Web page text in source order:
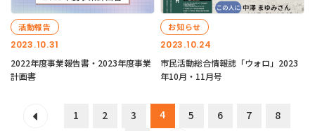
2023.10.31
活動報告
2022年度事業報告書・2023年度事業
計画書
2023.10.24
お知らせ
市民活動総合情報誌「ウォロ」2023
年10月・11月号
1 2 3 4 5 6 7
8